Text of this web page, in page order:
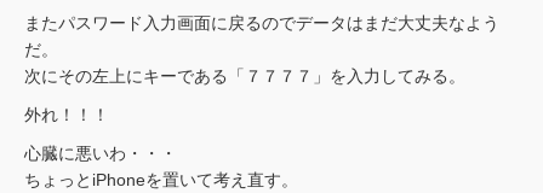
またパスワード入力画面に戻るのでデータはまだ大丈夫なよう
だ。
次にその左上にキーである「７７７７」を入力してみる。
外れ！！！
心臓に悪いわ・・・
ちょっとiPhoneを置いて考え直す。